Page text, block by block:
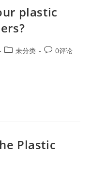
plastic
未分类 0评论
Plastic